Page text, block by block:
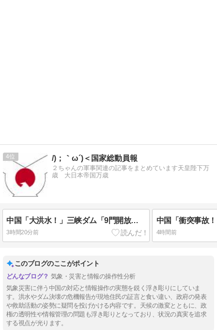
4 /)；｀ω´)＜国家総動員報
２ちゃんの軍事関連の記事をまとめています天皇陛下万
歳 大日本帝国万歳
中国「大洪水！」三峡ダム「9門開放！（全力放流」中国都市「三峡沿線の道路水没」中国政府「高速道路封鎖！」中国ダム「緊急放流に合わせて開門（土砂崩れ発生」→
3時間20分前 4時間前
このブログのここがポイント
気象・災害と情報の操作性分析
気象災害に伴う中国の対応と情報操作の実態を鋭く浮き彫りにしていま
す。洪水やダム決壊の危機報告が現地住民の証言と食い違い、政府の発表
や救助活動の姿勢に疑問を投げかける内容です。天候の激変とともに、政
権の透明性や情報管理の問題も浮き彫りとなっており、状況の真実を追求
する視点が光ります。